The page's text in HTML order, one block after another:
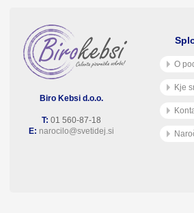
Biro Kebsi d.o.o.
T: 01 560-87-18
E: narocilo@svetidej.si
O
Kje